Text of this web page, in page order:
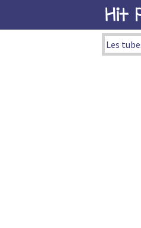
Hit
Les